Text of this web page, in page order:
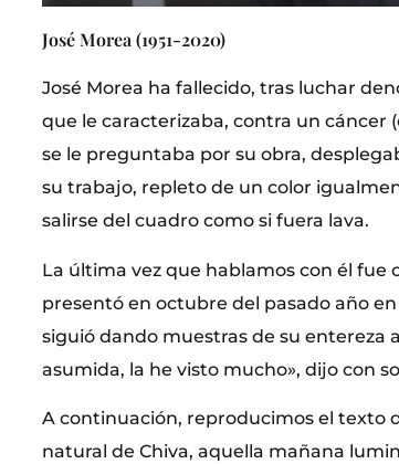
José Morea (1951-2020)
José Morea ha fallecido, tras luchar
que le caracterizaba, contra un cáncer
se le preguntaba por su obra,
su trabajo, repleto de un color
salirse del cuadro como si fuera lava.
La última vez que hablamos con él fue
presentó en octubre del pasado año
siguió dando muestras de su entereza
asumida, la he visto mucho», dijo con
A continuación, reproducimos el texto
natural de Chiva, aquella mañana